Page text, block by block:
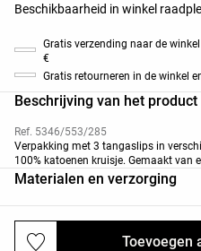
Toevoegen
Beschikbaarheid in winkel
Gratis verzending naar de
€
Gratis retourneren in de winkel
Beschrijving van het product
Ref. 5346/553/285
Verpakking met 3 tangaslips in
100% katoenen kruisje. Gemaakt van
Materialen en verzorging
Verzendingen en